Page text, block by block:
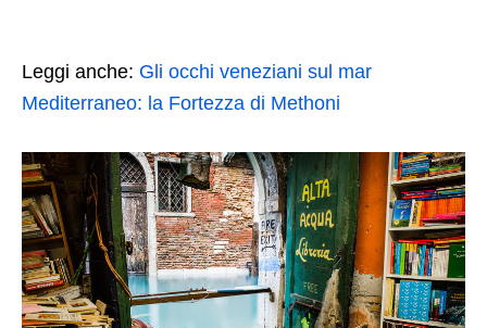
Leggi anche: Gli occhi veneziani sul mar
Mediterraneo: la Fortezza di Methoni